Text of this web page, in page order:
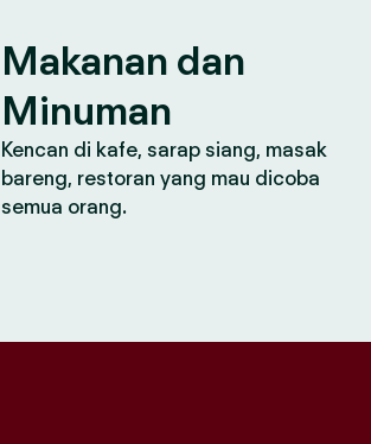
Makanan dan
Minuman
Kencan di kafe, sarap siang, masak
bareng, restoran yang mau dicoba
semua orang.